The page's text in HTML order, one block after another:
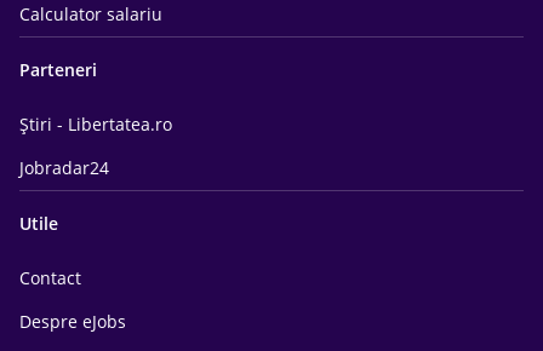
Calculator salariu
Parteneri
Știri - Libertatea.ro
Jobradar24
Utile
Contact
Despre eJobs